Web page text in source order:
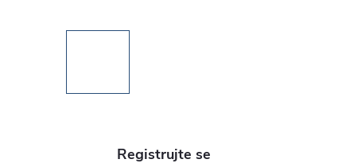
Registrujte se